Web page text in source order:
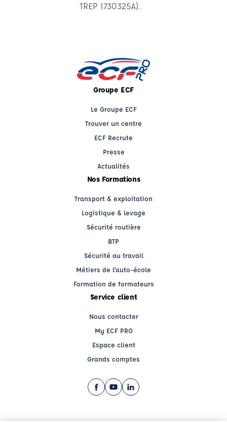
TREP 1730325A).
Groupe ECF
Le Groupe ECF
Trouver un centre
ECF Recrute
Presse
Actualités
Nos Formations
Transport & exploitation
Logistique & levage
Sécurité routière
BTP
Sécurité au travail
Métiers de l'auto-école
Formation de formateurs
Service client
Nous contacter
My ECF PRO
Espace client
Grands comptes
Facebook (nouvelle fenêtre)
YouTube (nouvelle fenêtre)
LinkedIn (nouvelle fenêtre)